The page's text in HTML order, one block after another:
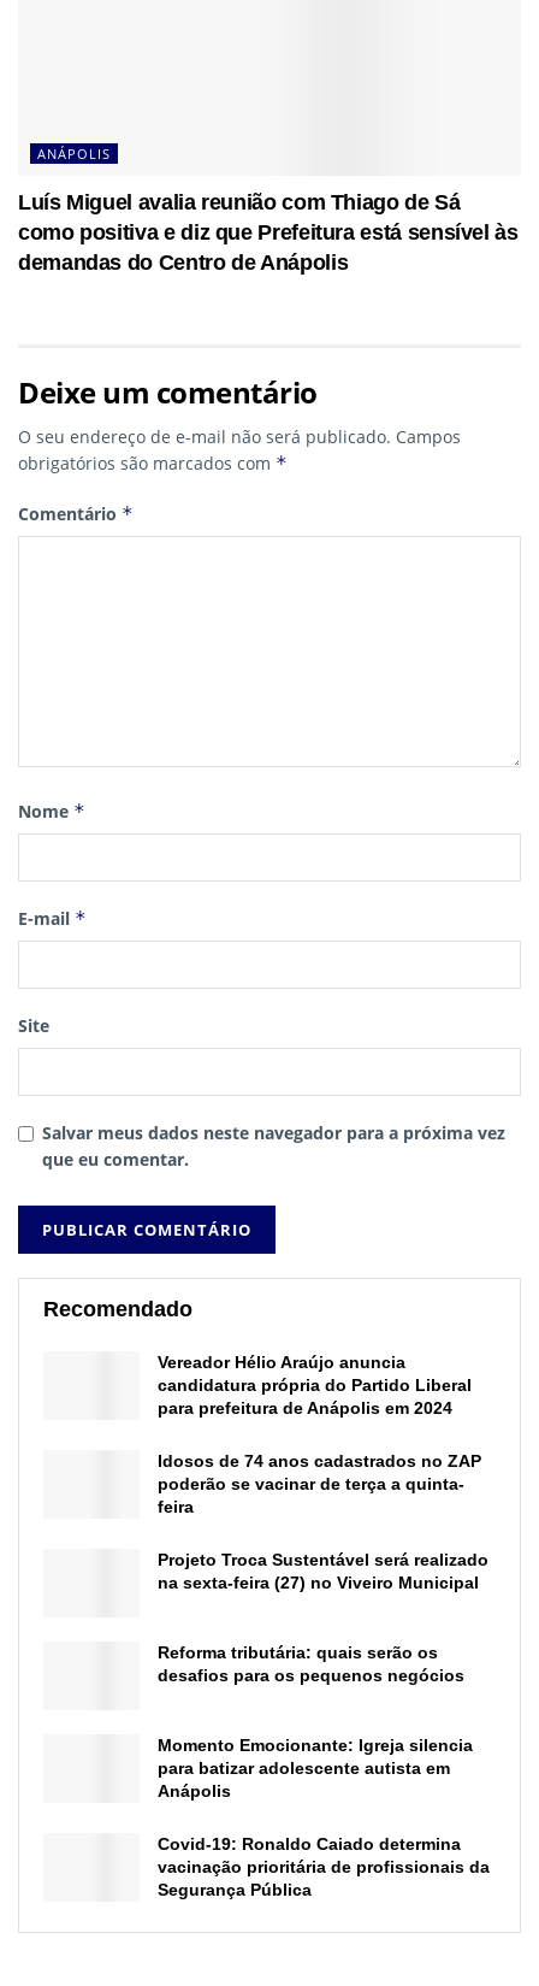
ANÁPOLIS
Luís Miguel avalia reunião com Thiago de Sá
como positiva e diz que Prefeitura está sensível às
demandas do Centro de Anápolis
Deixe um comentário
O seu endereço de e-mail não será publicado. Campos
obrigatórios são marcados com *
Comentário *
Nome *
E-mail *
Site
Salvar meus dados neste navegador para a próxima vez
que eu comentar.
Recomendado
Vereador Hélio Araújo anuncia
candidatura própria do Partido Liberal
para prefeitura de Anápolis em 2024
Idosos de 74 anos cadastrados no ZAP
poderão se vacinar de terça a quinta-
feira
Projeto Troca Sustentável será realizado
na sexta-feira (27) no Viveiro Municipal
Reforma tributária: quais serão os
desafios para os pequenos negócios
Momento Emocionante: Igreja silencia
para batizar adolescente autista em
Anápolis
Covid-19: Ronaldo Caiado determina
vacinação prioritária de profissionais da
Segurança Pública